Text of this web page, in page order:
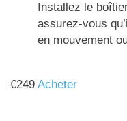
Installez le
assurez-vous
en mouvement
€249 Acheter